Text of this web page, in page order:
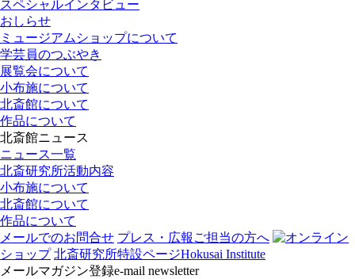
スペシャルインタビュー
おしらせ
ミュージアムショップについて
学芸員のつぶやき
展覧会について
小布施について
北斎館について
作品について
北斎館ニュース
ニュース一覧
北斎研究所活動内容
小布施について
北斎館について
作品について
メールでのお問合せ プレス・広報ご担当の方へ
オンライン
ショップ 北斎研究所特設ページHokusai Institute
メールマガジン登録e-mail newsletter